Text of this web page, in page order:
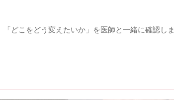
「どこをどう変えたいか」を医師と一緒に確認しま